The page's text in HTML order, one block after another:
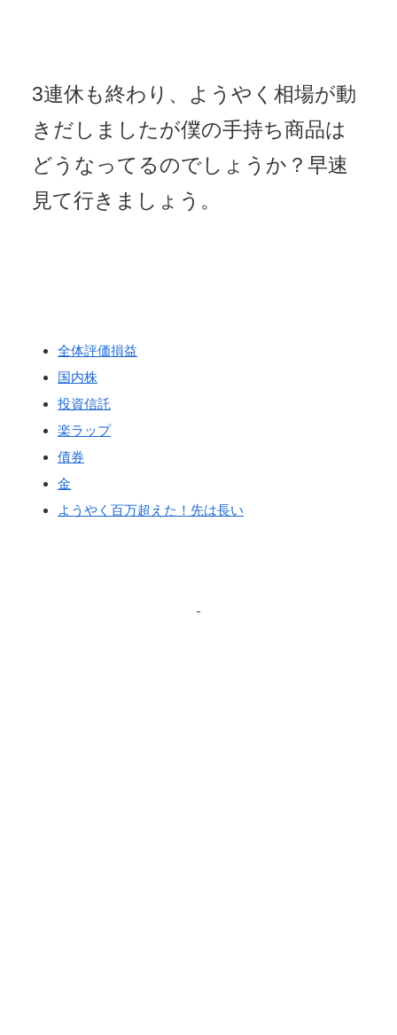
3連休も終わり、ようやく相場が動
きだしましたが僕の手持ち商品は
どうなってるのでしょうか？早速
見て行きましょう。
全体評価損益
国内株
投資信託
楽ラップ
債券
金
ようやく百万超えた！先は長い